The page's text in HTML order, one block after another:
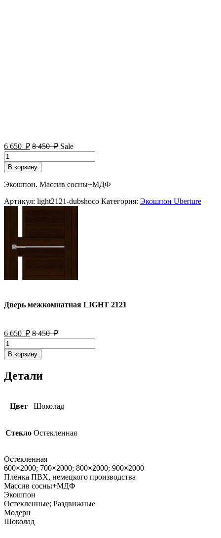
6 650 ₽ 8 450 ₽ Sale
Количество
товара
Дверь
межкомнатная
2121
В корзину
Экошпон. Массив сосны+МДФ
Артикул: light2121-dubshoco Категория: Экошпон Uberture
Дверь межкомнатная LIGHT 2121
6 650 ₽ 8 450 ₽
Количество
товара
Дверь
LIGHT
В корзину
Детали
Цвет Шоколад
Стекло Остекленная
Остекленная
600×2000; 700×2000; 800×2000; 900×2000
Плёнка ПВХ, немецкого производства
Массив сосны+МДФ
Экошпон
Остекленные; Раздвижные
Модерн
Шоколад